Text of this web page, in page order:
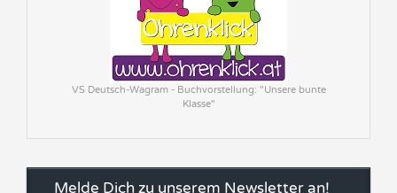
VS Deutsch-Wagram - Buchvorstellung: "Unsere bunte
Klasse"
Melde Dich zu unserem Newsletter an!